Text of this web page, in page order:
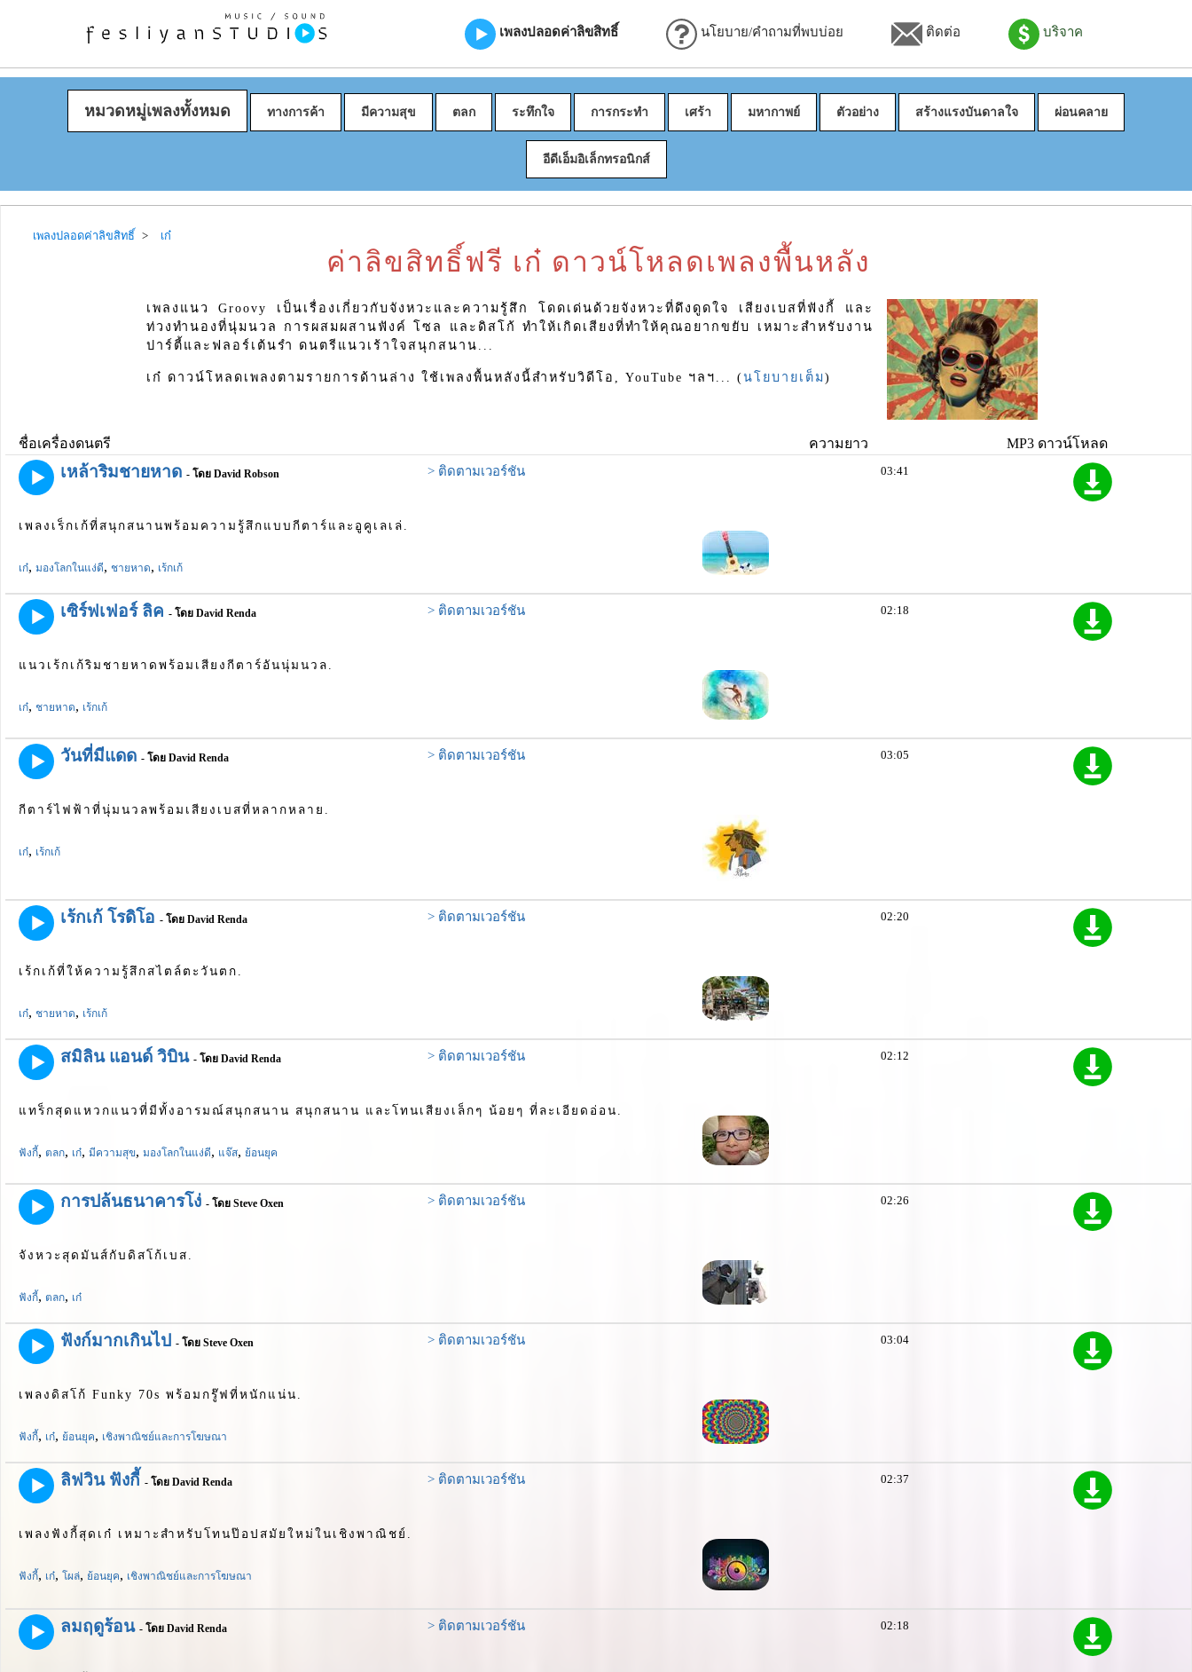
เพลงปลอดค่าลิขสิทธิ์ นโยบาย/คำถามที่พบบ่อย ติดต่อ บริจาค
หมวดหมู่เพลงทั้งหมด ทางการค้า มีความสุข ตลก ระทึกใจ การกระทำ เศร้า มหากาพย์ ตัวอย่าง สร้างแรงบันดาลใจ ผ่อนคลาย
อีดีเอ็มอิเล็กทรอนิกส์
เพลงปลอดค่าลิขสิทธิ์ เก๋
ค่าลิขสิทธิ์ฟรี เก๋ ดาวน์โหลดเพลงพื้นหลัง
เพลงแนว Groovy เป็นเรื่องเกี่ยวกับจังหวะและความรู้สึก โดดเด่นด้วยจังหวะที่ดึงดูดใจ เสียงเบสที่ฟังกี้ และ
ท่วงทำนองที่นุ่มนวล การผสมผสานฟังค์ โซล และดิสโก้ ทำให้เกิดเสียงที่ทำให้คุณอยากขยับ เหมาะสำหรับงาน
ปาร์ตี้และฟลอร์เต้นรำ ดนตรีแนวเร้าใจสนุกสนาน...
เก๋ ดาวน์โหลดเพลงตามรายการด้านล่าง ใช้เพลงพื้นหลังนี้สำหรับวิดีโอ, YouTube ฯลฯ... (นโยบายเต็ม)
ชื่อเครื่องดนตรี ความยาว MP3 ดาวน์โหลด
เหล้าริมชายหาด - โดย David Robson > ติดตามเวอร์ชัน
เพลงเร็กเก้ที่สนุกสนานพร้อมความรู้สึกแบบกีตาร์และอูคูเลเล่.
เก๋, มองโลกในแง่ดี, ชายหาด, เร้กเก้
03:41
เซิร์ฟเฟอร์ ลิค - โดย David Renda > ติดตามเวอร์ชัน
แนวเร้กเก้ริมชายหาดพร้อมเสียงกีตาร์อันนุ่มนวล.
เก๋, ชายหาด, เร้กเก้
02:18
วันที่มีแดด - โดย David Renda > ติดตามเวอร์ชัน
กีตาร์ไฟฟ้าที่นุ่มนวลพร้อมเสียงเบสที่หลากหลาย.
เก๋, เร้กเก้
03:05
เร้กเก้ โรดิโอ - โดย David Renda > ติดตามเวอร์ชัน
เร้กเก้ที่ให้ความรู้สึกสไตล์ตะวันตก.
เก๋, ชายหาด, เร้กเก้
02:20
สมิลิน แอนด์ วิบิน - โดย David Renda > ติดตามเวอร์ชัน
แทร็กสุดแหวกแนวที่มีทั้งอารมณ์สนุกสนาน สนุกสนาน และโทนเสียงเล็กๆ น้อยๆ ที่ละเอียดอ่อน.
ฟังกี้, ตลก, เก๋, มีความสุข, มองโลกในแง่ดี, แจ๊ส, ย้อนยุค
02:12
การปล้นธนาคารโง่ - โดย Steve Oxen > ติดตามเวอร์ชัน
จังหวะสุดมันส์กับดิสโก้เบส.
ฟังกี้, ตลก, เก๋
02:26
ฟังก์มากเกินไป - โดย Steve Oxen > ติดตามเวอร์ชัน
เพลงดิสโก้ Funky 70s พร้อมกรู๊ฟที่หนักแน่น.
ฟังกี้, เก๋, ย้อนยุค, เชิงพาณิชย์และการโฆษณา
03:04
ลิฟวิน ฟังกี้ - โดย David Renda > ติดตามเวอร์ชัน
เพลงฟังกี้สุดเก๋ เหมาะสำหรับโทนป๊อปสมัยใหม่ในเชิงพาณิชย์.
ฟังกี้, เก๋, โผล่, ย้อนยุค, เชิงพาณิชย์และการโฆษณา
02:37
ลมฤดูร้อน - โดย David Renda > ติดตามเวอร์ชัน 02:18